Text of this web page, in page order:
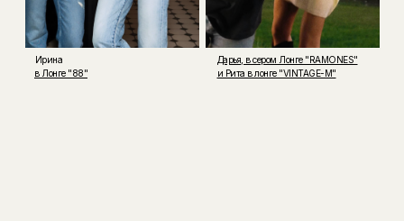
Ирина
в Лонге "88"
Дарья, в сером Лонге "RAMONES"
и Рита в лонге "VINTAGE-M"